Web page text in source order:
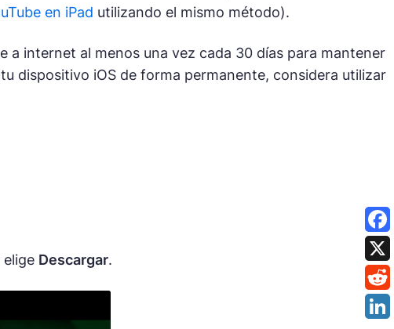
en iPad utilizando el mismo método).
a internet al menos una vez cada 30 días para mantener
dispositivo iOS de forma permanente, considera utilizar
Descargar.